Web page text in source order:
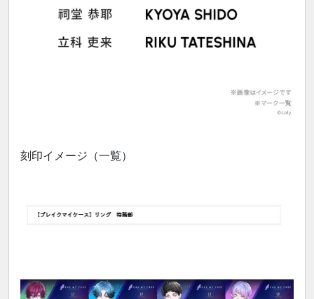
刻印イメージ（一覧）